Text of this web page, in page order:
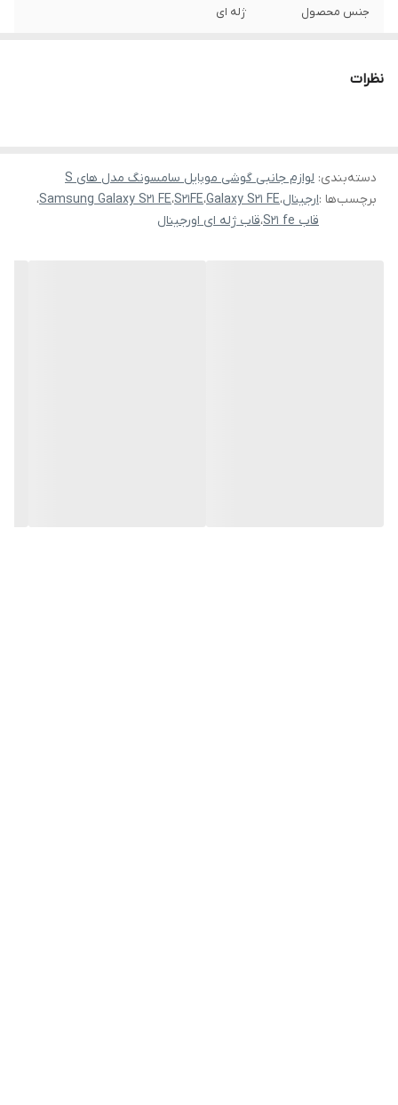
جنس محصول ژله ای
نظرات
دسته‌بندی: لوازم جانبی گوشی موبایل سامسونگ مدل های S
برچسب‌ها :ارجینال،Galaxy S21 FE،S21FE،Samsung Galaxy S21 FE،
قاب S21 fe
،قاب ژله ای اورجینال